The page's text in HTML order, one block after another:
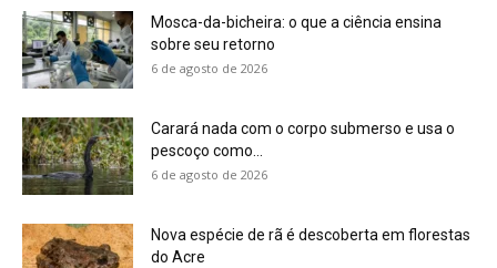
5 de agosto de 2026